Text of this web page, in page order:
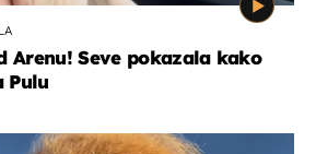
Arenu! Seve pokazala kako
Pulu